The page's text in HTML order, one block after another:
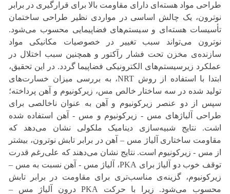
طراحی مواد هسته‌ای دارای مقاومت بالا برای قرارگیری در برابر
نوترون، یک چالش اساسی در مواردی نظیر طراحی ساختمان
تأسیسات هسته‌ای و سیستم‌های فضاپیمایی محسوب می‌شود.
نوترون می‌تواند سبب تغییر در خصوصیات مکانیکی مواد
سازنده‌ی مخزن تحت فشار رآکتور و همچنین سبب اختلال در
عملکرد زیرسیستم‌های الکترونیکی فضاپیما گردد. در این تحقیق،
ابتدا با استفاده از روش NRT، به بررسی میزان خسارت‌های
تولید شده در سه ساختار خالص مس، زیرکونیوم و آهن پرداخته؛
سپس از دو عنصر زیرکونیوم و آهن به عنوان ناخالصی برای
طراحی آلیاژهای مس‌ -‌ زیرکونیوم و مس - آهن استفاده شده
اشت. نتایج شبیه‌سازی دینامیک ملکولی نشان می‌دهد که
مقاومت ساختاری آلیاژ مس – آهن در برابر تابش نوترون، بیشتر
از مس - زیرکونیوم است. نتایج نشان می‌دهند که علی‌رغم قدرت
توقف خوب دو آلیاژ برای PKA، آلیاژ مس - آهن نسبت به مس –
زیرکونیوم، گزینه‌ی مناسب‌تری برای مقاومت در برابر تابش
محسوب می‌شود. زیرا با حرکت PKA درون آلیاژ مس –